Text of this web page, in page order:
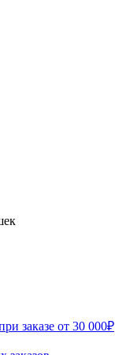
заказе от 30 000₽